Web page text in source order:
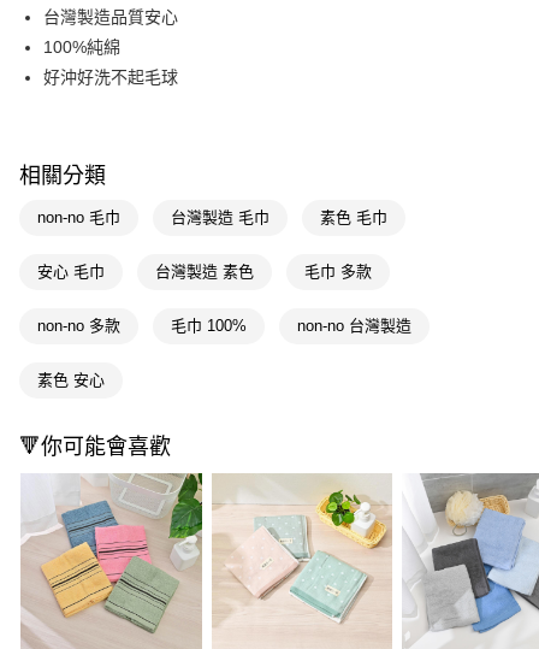
LINE Pay
Apple Pay
Google Pay
相關說明
便利好安心！
２．便利：只要手機號碼，簡訊認證，即可結帳。
【「AFTEE先享後付」結帳流程】
結帳頁面，進行簡訊認證並確認金額後，即可完成結帳。
２．訂單成立數日內，您將收到繳費通知簡訊。
３．收到繳費通知簡訊後14天內，點擊此簡訊中的連結，可透過四大超商／
ATM／網路銀行／等多元方式進行付款，方視為交易完成。
※ 請注意：結帳手續完成當下不需立刻繳費，但若您需要取消訂單，請聯絡
購買商品的店家。未經商家同意取消之訂單仍視為有效，需透過AFTEE先享
後付繳納相關費用。
※ 交易是否成功請以「AFTEE先享後付 」之結帳頁面顯示為準，若有關於
每筆NT$65，滿NT$390(含以上)免運費
付款後全家取貨
每筆NT$65，滿NT$390(含以上)免運費
萊爾富取貨付款
每筆NT$65，滿NT$490(含以上)免運費
付款後萊爾富取貨
台灣製造品質安心
100%純綿
好沖好洗不起毛球
相關分類
non-no 毛巾 台灣製造 毛巾 素色 毛巾
安心 毛巾 台灣製造 素色 毛巾 多款
non-no 多款 毛巾 100% non-no 台灣製造
素色 安心
🔻你可能會喜歡